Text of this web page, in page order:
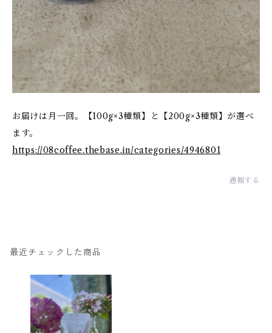
お届けは月一回。【100g×3種類】と【200g×3種類】が選べ
ます。
https://08coffee.thebase.in/categories/4946801
通報する
最近チェックした商品